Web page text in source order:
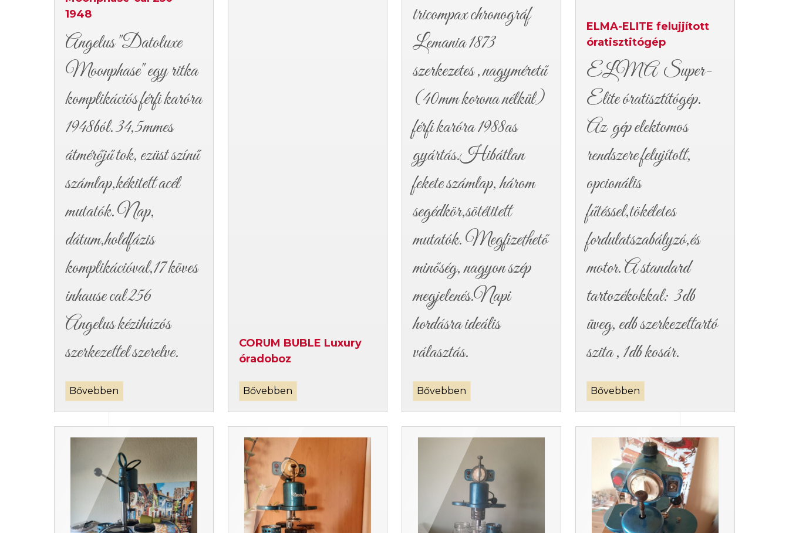
1948
Angelus "Datoluxe
Moonphase" egy ritka
komplikációs férfi karóra
1948ból. 34,5mmes
átmérőjű tok, ezüst színű
számlap,kékitett acél
mutatók. Nap,
dátum,holdfázis
komplikációval,17 köves
inhause cal 256
Angelus kézihúzós
szerkezettel szerelve.
Bővebben
CORUM BUBLE Luxury
óradoboz
Bővebben
tricompax chronográf
Lemania 1873
szerkezetes ,nagyméretű
(40mm korona nélkül)
férfi karóra 1988as
gyártás.Hibátlan
fekete számlap, három
segédkör,sötétitett
mutatók. Megfizethető
minőség, nagyon szép
megjelenés.Napi
hordásra ideális
választás.
Bővebben
ELMA-ELITE felujjított
óratisztitógép
ELMA Super-
Elite óratisztítógép.
Az gép elektomos
rendszere felujított,
opcionális
fűtéssel,tökéletes
fordulatszabályzó,és
motor. A standard
tartozékokkal: 3db
üveg, edb szerkezettartó
szita , 1db kosár.
Bővebben